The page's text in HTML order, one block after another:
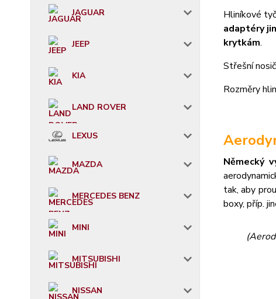
JAGUAR
JEEP
KIA
LAND ROVER
LEXUS
MAZDA
MERCEDES BENZ
MINI
MITSUBISHI
NISSAN
Hliníkové
adaptéry
krytkám.
Střešní
Rozměry
Německý
tak, aby
boxy, příp.